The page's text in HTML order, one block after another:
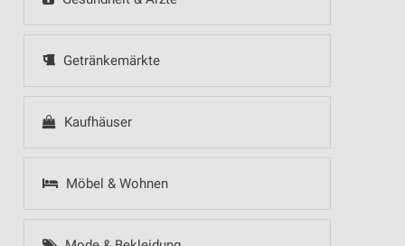
Getränkemärkte
Kaufhäuser
Möbel & Wohnen